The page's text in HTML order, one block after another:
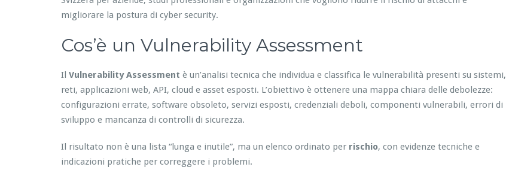
migliorare la postura di cyber security.
Cos’è un Vulnerability Assessment
Il Vulnerability Assessment è un’analisi tecnica che individua e classifica le vulnerabilità presenti su sistemi,
reti, applicazioni web, API, cloud e asset esposti. L’obiettivo è ottenere una mappa chiara delle debolezze:
configurazioni errate, software obsoleto, servizi esposti, credenziali deboli, componenti vulnerabili, errori di
sviluppo e mancanza di controlli di sicurezza.
Il risultato non è una lista “lunga e inutile”, ma un elenco ordinato per rischio, con evidenze tecniche e
indicazioni pratiche per correggere i problemi.